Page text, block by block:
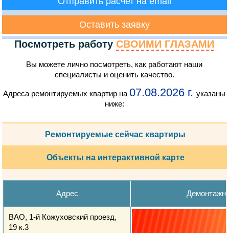
Оставить заявку
Посмотреть работуСВОИМИ ГЛАЗАМИ
Вы можете лично посмотреть, как работают наши
специалисты и оценить качество.
Адреса ремонтируемых квартир на07.08.2026 г.указаны
ниже:
Ремонтируемые сейчас квартиры
Объекты на интерактивной карте
Адрес
ВАО, 1-й Кожуховский проезд,
19 к.3